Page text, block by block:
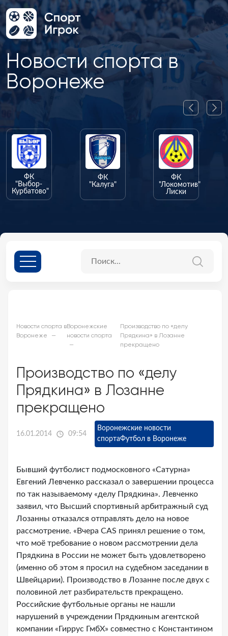
Новости спорта в
Воронеже
"Калуга"
"Локомотив"
Новости спорта в
Воронеже
Воронежские
новости спорта
Производство по «делу
Прядкина» в Лозанне
прекращено
Производство по «делу
Прядкина» в Лозанне
прекращено
16.01.2014 09:54
Воронежские новости
спортаФутбол в Воронеже
Бывший футболист подмосковного «Сатурна»
Евгений Левченко рассказал о завершении процесса
по так называемому «делу Прядкина». Левченко
заявил, что Высший спортивный арбитражный суд
Лозанны отказался отправлять дело на новое
рассмотрение. «Вчера САS принял решение о том,
что моё требование о новом рассмотрении дела
Прядкина в России не может быть удовлетворено
(именно об этом я просил на судебном заседании в
Швейцарии). Производство в Лозанне после двух с
половиной лет разбирательств прекращено.
Российские футбольные органы не нашли
нарушений в учреждении Прядкиным агентской
компании «Гиррус ГмбХ» совместно с Константином